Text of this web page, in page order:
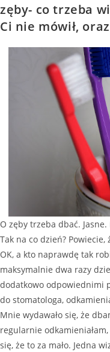
zęby- co trzeba
Ci nie mówił,
O zęby trzeba dbać.
Tak na co dzień?
OK, a kto naprawdę tak
maksymalnie dwa razy
dodatkowo odpowiednimi
do stomatologa,
Mnie wydawało się, że
regularnie
się, że to za mało. Jedna